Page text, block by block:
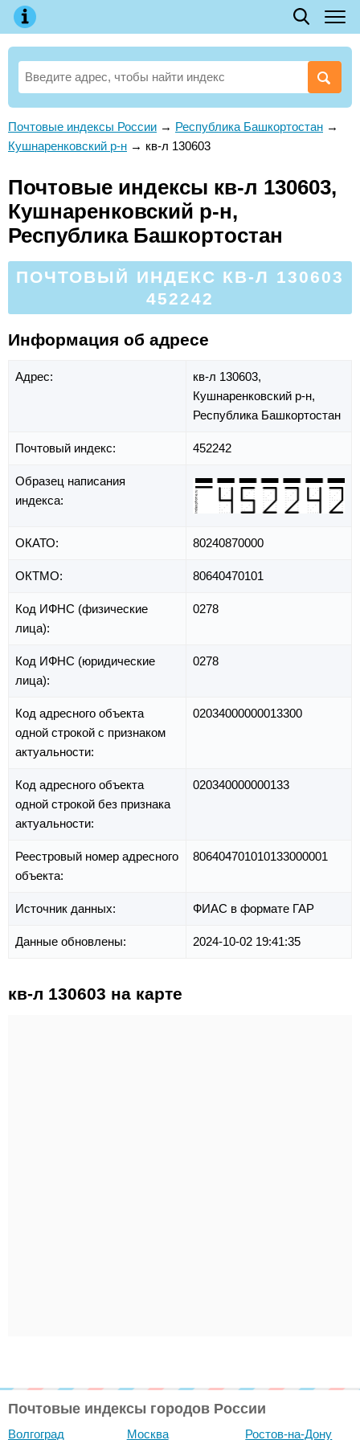
Почтовые индексы России → Республика Башкортостан →
Кушнаренковский р-н → кв-л 130603
Почтовые индексы кв-л 130603,
Кушнаренковский р-н,
Республика Башкортостан
ПОЧТОВЫЙ ИНДЕКС КВ-Л 130603
452242
Информация об адресе
Адрес:
кв-л 130603,
Кушнаренковский р-н,
Республика Башкортостан
Почтовый индекс: 452242
Образец написания
индекса:
ОКАТО: 80240870000
ОКТМО: 80640470101
Код ИФНС (физические
лица):
0278
Код ИФНС (юридические
лица):
0278
Код адресного объекта
одной строкой с признаком
актуальности:
02034000000013300
Код адресного объекта
одной строкой без признака
актуальности:
020340000000133
Реестровый номер адресного
объекта:
806404701010133000001
Источник данных: ФИАС в формате ГАР
Данные обновлены: 2024-10-02 19:41:35
кв-л 130603 на карте
Почтовые индексы городов России
Волгоград Москва Ростов-на-Дону